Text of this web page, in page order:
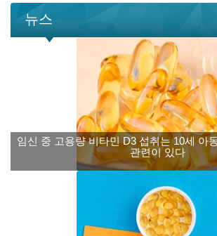
뉴스
임신 중 고용량 비타민 D3 섭취는 10세 아
관련이 있다